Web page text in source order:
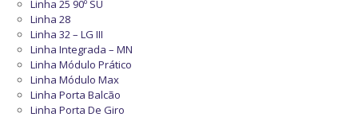
Linha 25 90º SU
Linha 28
Linha 32 – LG III
Linha Integrada – MN
Linha Módulo Prático
Linha Módulo Max
Linha Porta Balcão
Linha Porta De Giro